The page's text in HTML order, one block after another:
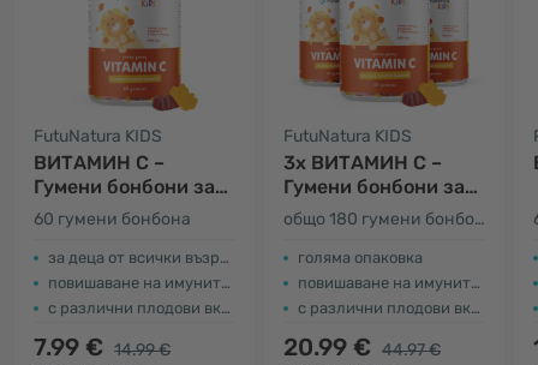
FutuNatura KIDS
ВИТАМИН C –
Гумени бонбони за
деца с витамин С
60 гумени бонбона
за деца от всички възрасти
повишаване на имунитета
с различни плодови вкусове
7.99 € 14.99 €
FutuNatura KIDS
3x ВИТАМИН C –
Гумени бонбони за
деца с витамин С
общо 180 гумени бонбона
голяма опаковка
повишаване на имунитета
с различни плодови вкусове
20.99 € 44.97 €